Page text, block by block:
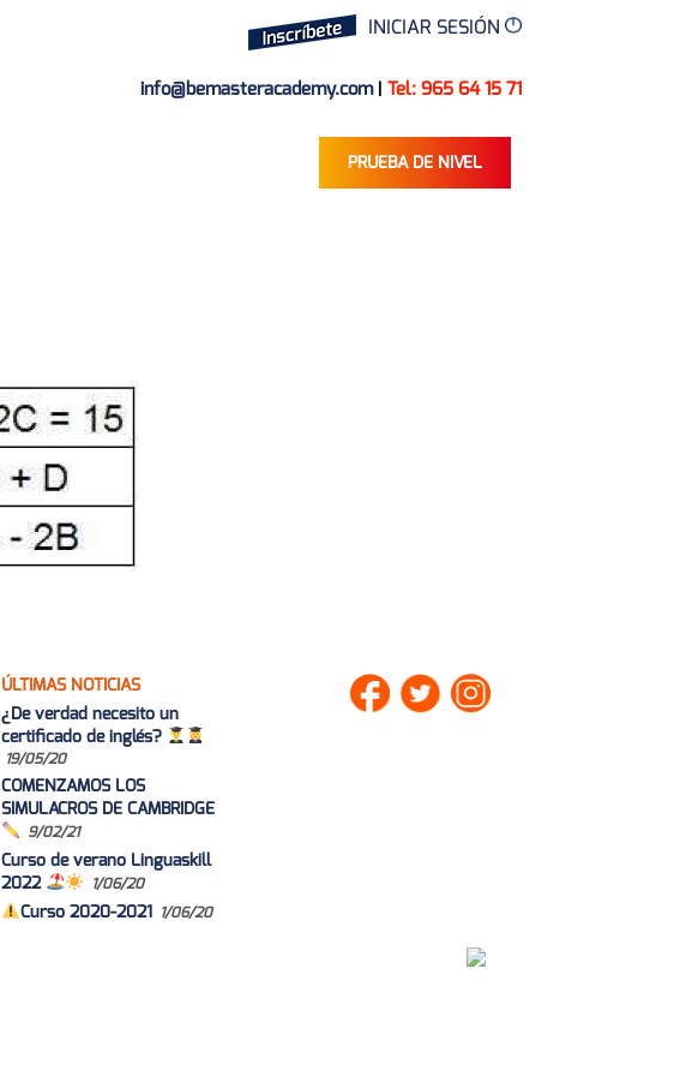
INICIAR SESIÓN
info@bemasteracademy.com| Tel: 965 64 15 71
PRUEBA DE NIVEL
ÚLTIMAS NOTICIAS
¿De verdad necesito un
certificado de inglés?
19/05/20
COMENZAMOS LOS
SIMULACROS DE CAMBRIDGE
9/02/21
Curso de verano Linguaskill
2022
1/06/20
Curso 2020-2021 1/06/20